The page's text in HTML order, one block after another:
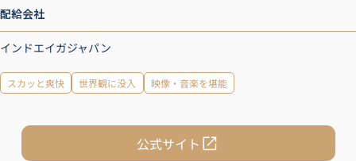
配給会社
インドエイガジャパン
スカッと爽快 世界観に没入 映像・音楽を堪能
公式サイト